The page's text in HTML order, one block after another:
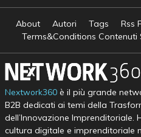
About Autori Tags Rss
Terms&Conditions Contenuti
Nextwork360è il più grande
B2B dedicati ai temi della
dell’Innovazione
cultura digitale e imprenditoriale